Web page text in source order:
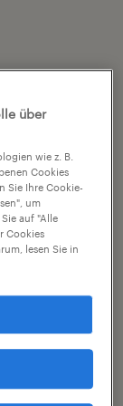
über
wie z. B.
Cookies
Sie Ihre Cookie-
um
auf "Alle
Cookies
lesen Sie in